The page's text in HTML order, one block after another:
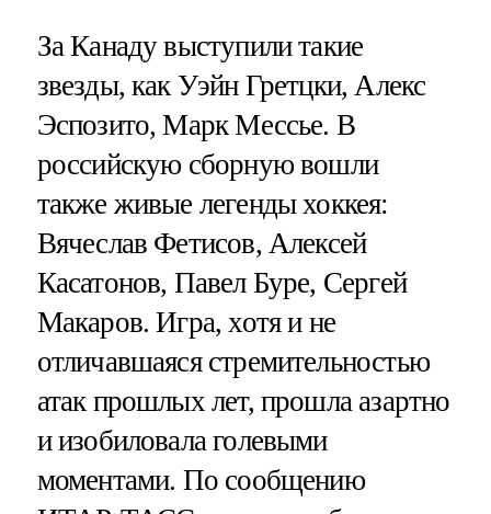
За Канаду выступили такие
звезды, как Уэйн Гретцки, Алекс
Эспозито, Марк Мессье. В
российскую сборную вошли
также живые легенды хоккея:
Вячеслав Фетисов, Алексей
Касатонов, Павел Буре, Сергей
Макаров. Игра, хотя и не
отличавшаяся стремительностью
атак прошлых лет, прошла азартно
и изобиловала голевыми
моментами. По сообщению